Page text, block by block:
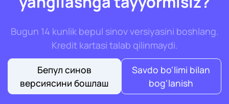
Bugun 14 kunlik bepul sinov versiyasini boshlang.
Kredit kartasi talab qilinmaydi.
Бепул синов
версиясини бошлаш
Savdo bo'limi bilan
bog'lanish